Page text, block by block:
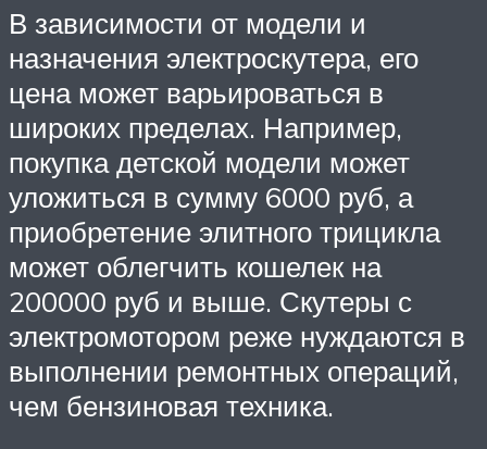
В зависимости от модели и
назначения электроскутера, его
цена может варьироваться в
широких пределах. Например,
покупка детской модели может
уложиться в сумму 6000 руб, а
приобретение элитного трицикла
может облегчить кошелек на
200000 руб и выше. Скутеры с
электромотором реже нуждаются в
выполнении ремонтных операций,
чем бензиновая техника.